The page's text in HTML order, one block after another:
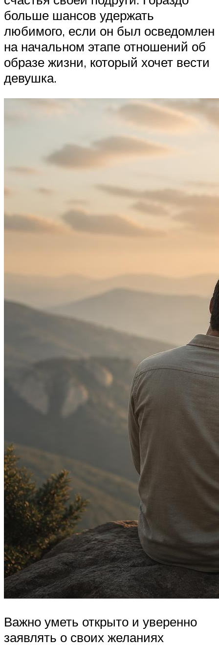
больше шансов удержать
любимого, если он был осведомлен
на начальном этапе отношений об
образе жизни, который хочет вести
девушка.
Важно уметь открыто и уверенно
заявлять о своих желаниях